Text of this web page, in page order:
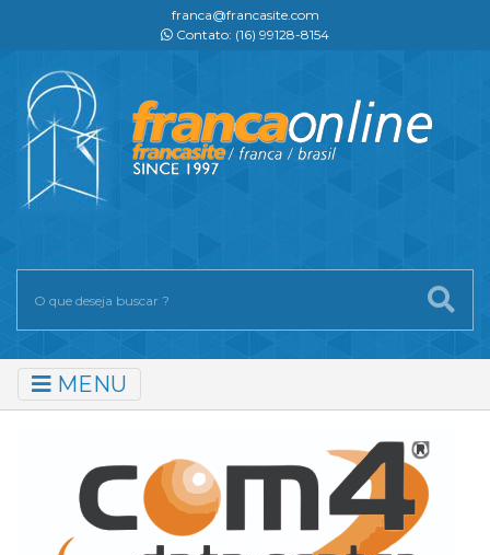
franca@francasite.com
Contato: (16) 99128-8154
MENU